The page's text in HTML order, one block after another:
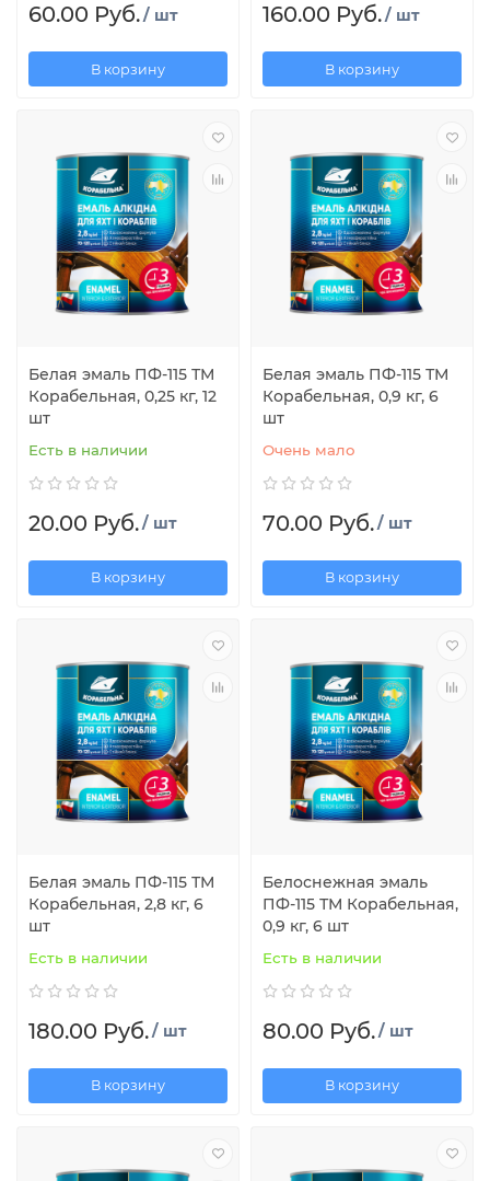
60.00 Руб./ шт
В корзину
160.00 Руб./ шт
В корзину
Белая эмаль ПФ-115 ТМ
Корабельная, 0,25 кг, 12
шт
Есть в наличии
20.00 Руб./ шт
В корзину
Белая эмаль ПФ-115 ТМ
Корабельная, 0,9 кг, 6
шт
Очень мало
70.00 Руб./ шт
В корзину
Белая эмаль ПФ-115 ТМ
Корабельная, 2,8 кг, 6
шт
Есть в наличии
180.00 Руб./ шт
В корзину
Белоснежная эмаль
ПФ-115 ТМ Корабельная,
0,9 кг, 6 шт
Есть в наличии
80.00 Руб./ шт
В корзину